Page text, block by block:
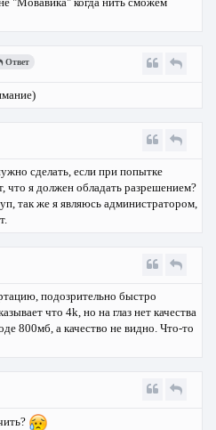
Ответ
сделать, если при попытке
что я должен обладать разрешением?
так же я являюсь администратором,
подозрительно быстро
что 4k, но на глаз нет качества
800мб, а качество не видно. Что-то